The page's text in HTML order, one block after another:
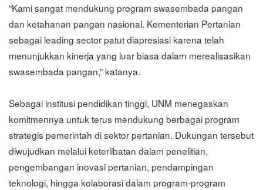
“Kami sangat mendukung program swasembada pangan
dan ketahanan pangan nasional. Kementerian Pertanian
sebagai leading sector patut diapresiasi karena telah
menunjukkan kinerja yang luar biasa dalam merealisasikan
swasembada pangan,” katanya.
Sebagai institusi pendidikan tinggi, UNM menegaskan
komitmennya untuk terus mendukung berbagai program
strategis pemerintah di sektor pertanian. Dukungan tersebut
diwujudkan melalui keterlibatan dalam penelitian,
pengembangan inovasi pertanian, pendampingan
teknologi, hingga kolaborasi dalam program-program